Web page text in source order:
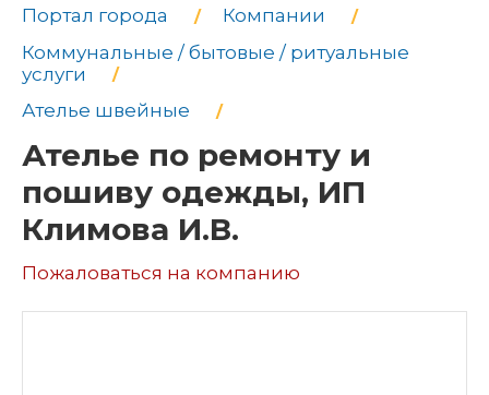
Портал города
Компании
Коммунальные / бытовые / ритуальные
услуги
Ателье швейные
Ателье по ремонту и
пошиву одежды, ИП
Климова И.В.
Пожаловаться на компанию